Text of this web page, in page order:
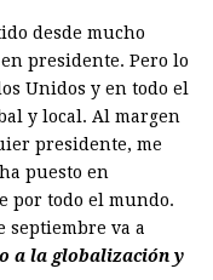
desde mucho
presidente. Pero lo
Unidos y en todo el
y local. Al margen
presidente, me
puesto en
por todo el mundo.
septiembre va a
a la globalización y